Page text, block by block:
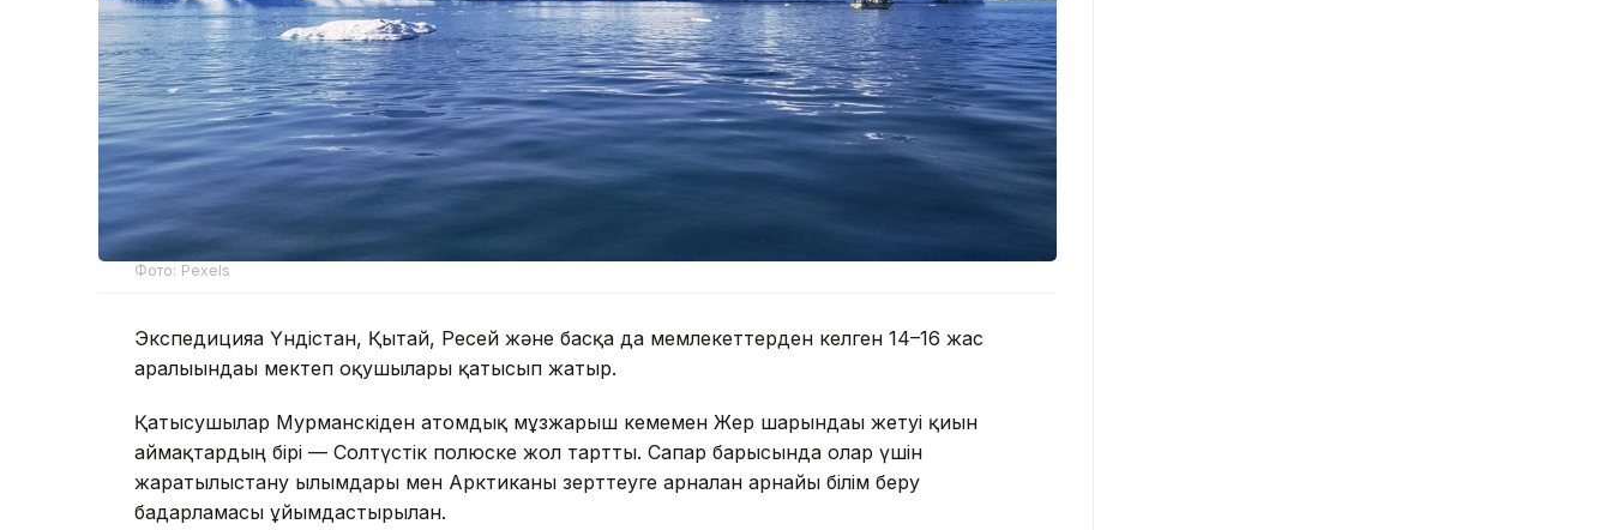
Фото: Pexels
Экспедицияға Үндістан, Қытай, Ресей және басқа да мемлекеттерден келген 14–16 жас
аралығындағы мектеп оқушылары қатысып жатыр.
Қатысушылар Мурманскіден атомдық мұзжарғыш кемемен Жер шарындағы жетуі қиын
аймақтардың бірі — Солтүстік полюске жол тартты. Сапар барысында олар үшін
жаратылыстану ғылымдары мен Арктиканы зерттеуге арналған арнайы білім беру
бағдарламасы ұйымдастырылған.